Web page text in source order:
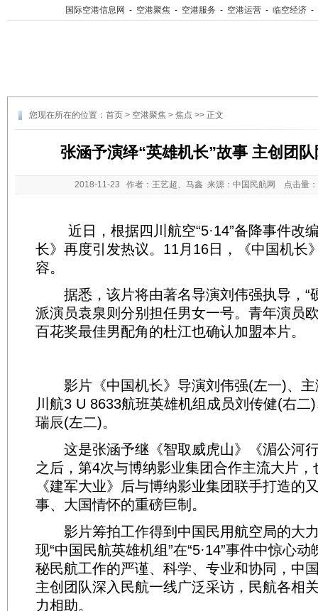
国际空港信息网 - 空港聚焦 - 空港服务 - 空港运营 - 临空经济 -
您现在所在的位置： 首页 > 空港聚焦 > 焦点 >> 正文
张涵予演绎“英雄机长”故事 主创团
2018-11-23 作者：王艺超、马鑫 来源：中国民航网 点击量：
近日，根据四川航空“5·14”备降事件改
长》再度引发热议。11月16日，《中国机长
容。
据悉，该片将由著名导演刘伟强执导，“
派演员袁泉则分别担任男女一号。青年演员
百花奖最佳男配角的杜江也确认加盟本片。
影片《中国机长》导演刘伟强(左一)、主
川航3 U 8633航班英雄机组成员刘传健(右二
瑞辰(左二)。
这是张涵予继《智取威虎山》《湄公河
之后，第4次与博纳影业集团合作主流大片
《建军大业》后与博纳影业集团联手打造的
事、大国情怀的重磅巨制。
影片筹拍工作得到中国民用航空局的大
现“中国民航英雄机组”在“5·14”事件中惊心
秘民航工作的严谨、科学、专业和协同，中
主创团队深入民航一线广泛采访，民航各相
力相助。